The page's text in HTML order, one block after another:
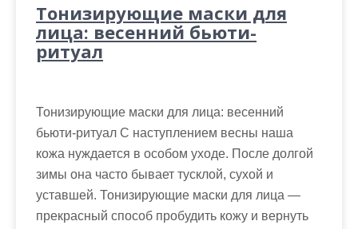
Тонизирующие маски для
лица: весенний бьюти-
ритуал
Тонизирующие маски для лица: весенний
бьюти-ритуал С наступлением весны наша
кожа нуждается в особом уходе. После долгой
зимы она часто бывает тусклой, сухой и
уставшей. Тонизирующие маски для лица —
прекрасный способ пробудить кожу и вернуть